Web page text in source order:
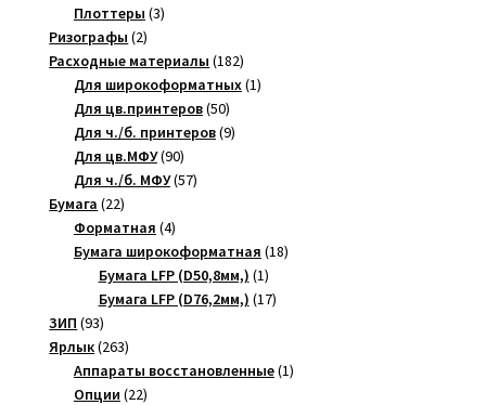
Плоттеры 33
Ризографы 22
товара
Расходные материалы 182182
товара
Для широкоформатных 11
Для цв.принтеров 5050
товаров
Для ч./б. принтеров 99
Для цв.МФУ 9090
товаров
Для ч./б. МФУ 5757
Бумага 2222
товара
Форматная 44
товара
Бумага широкоформатная 1818
Бумага LFP (D50,8мм,) 11
товар
Бумага LFP (D76,2мм,) 1717
ЗИП 9393
товара
Ярлык 263263
товара
Аппараты восстановленные 11
Опции 2222